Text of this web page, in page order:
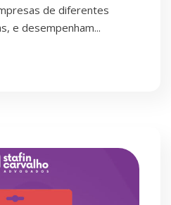
de diferentes
e desempenham...